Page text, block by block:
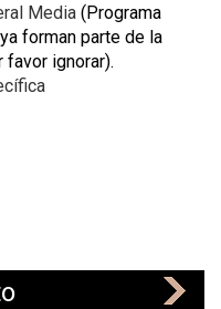
Media (Programa
forman parte de la
ignorar).